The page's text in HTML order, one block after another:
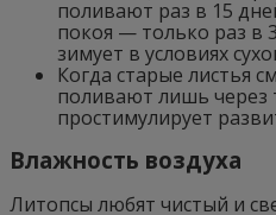
поливают раз в 15
покоя — только раз в
зимует в условиях
Когда старые листья
поливают лишь через
простимулирует
Влажность воздуха
Литопсы любят чистый и